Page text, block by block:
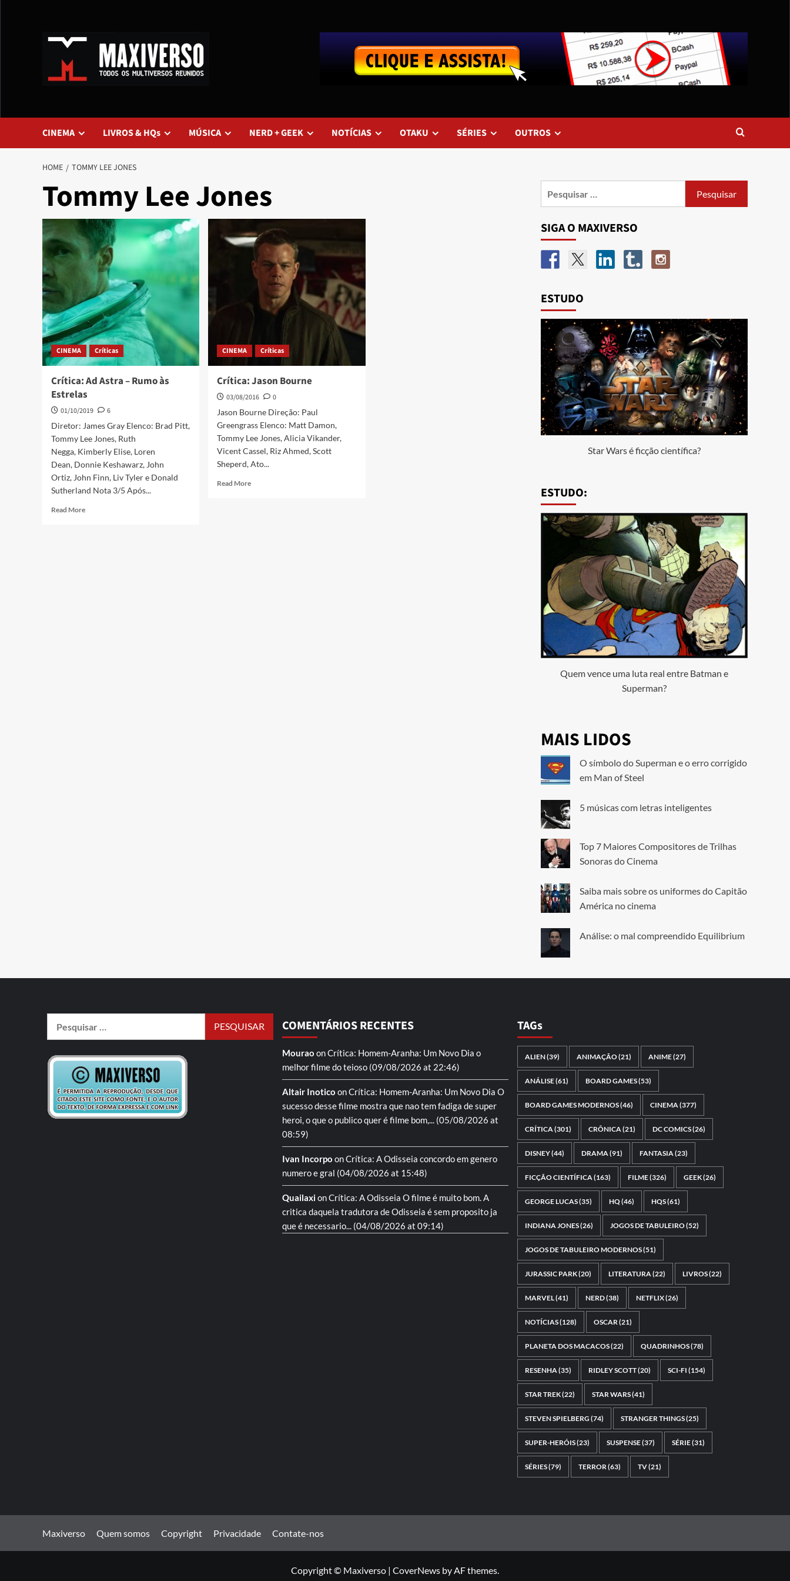
CINEMA LIVROS & HQs MÚSICA NERD + GEEK NOTÍCIAS OTAKU SÉRIES OUTROS
HOME TOMMY LEE JONES
Tommy Lee Jones
CINEMA Críticas
Crítica: Ad Astra – Rumo às
Estrelas
01/10/2019
6
Diretor: James Gray Elenco: Brad Pitt,
Tommy Lee Jones, Ruth
Negga, Kimberly Elise, Loren
Dean, Donnie Keshawarz, John
Ortiz, John Finn, Liv Tyler e Donald
Sutherland Nota 3/5 Após...
Read More
CINEMA Críticas
Crítica: Jason Bourne
03/08/2016
0
Jason Bourne Direção: Paul
Greengrass Elenco: Matt Damon,
Tommy Lee Jones, Alicia Vikander,
Vicent Cassel, Riz Ahmed, Scott
Sheperd, Ato...
Read More
SIGA O MAXIVERSO
ESTUDO
Star Wars é ficção científica?
ESTUDO:
Quem vence uma luta real entre Batman e
Superman?
MAIS LIDOS
O símbolo do Superman e o erro corrigido
em Man of Steel
5 músicas com letras inteligentes
Top 7 Maiores Compositores de Trilhas
Sonoras do Cinema
Saiba mais sobre os uniformes do Capitão
América no cinema
Análise: o mal compreendido Equilibrium
COMENTÁRIOS RECENTES
Mourao onCrítica: Homem-Aranha: Um Novo Dia o
melhor filme do teioso (09/08/2026 at 22:46)
Altair Inotico onCrítica: Homem-Aranha: Um Novo Dia O
sucesso desse filme mostra que nao tem fadiga de super
heroi, o que o publico quer é filme bom,... (05/08/2026 at
08:59)
Ivan Incorpo onCrítica: A Odisseia concordo em genero
numero e gral (04/08/2026 at 15:48)
QuailaxionCrítica: A Odisseia O filme é muito bom. A
critica daquela tradutora de Odisseia é sem proposito ja
que é necessario... (04/08/2026 at 09:14)
TAGs
ALIEN(39) ANIMAÇÃO(21) ANIME(27)
ANÁLISE(61) BOARD GAMES(53)
BOARD GAMES MODERNOS(46) CINEMA (377)
CRÍTICA (301) CRÔNICA (21) DC COMICS(26)
DISNEY(44) DRAMA (91) FANTASIA (23)
FICÇÃO CIENTÍFICA (163) FILME(326) GEEK(26)
GEORGE LUCAS(35) HQ(46) HQS(61)
INDIANA JONES(26) JOGOS DE TABULEIRO(52)
JOGOS DE TABULEIRO MODERNOS(51)
JURASSIC PARK(20) LITERATURA (22) LIVROS(22)
MARVEL(41) NERD(38) NETFLIX(26)
NOTÍCIAS(128) OSCAR (21)
PLANETA DOS MACACOS(22) QUADRINHOS(78)
RESENHA (35) RIDLEY SCOTT(20) SCI-FI (154)
STAR TREK(22) STAR WARS(41)
STEVEN SPIELBERG (74) STRANGER THINGS(25)
SUPER-HERÓIS(23) SUSPENSE(37) SÉRIE(31)
SÉRIES(79) TERROR (63) TV(21)
Maxiverso Quem somos Copyright Privacidade Contate-nos
Copyright © Maxiverso | CoverNews by AF themes.